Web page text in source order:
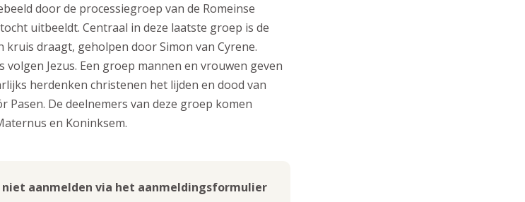
door de processiegroep van de Romeinse
uitbeeldt. Centraal in deze laatste groep is de
kruis draagt, geholpen door Simon van Cyrene.
Jezus. Een groep mannen en vrouwen geven
herdenken christenen het lijden en dood van
Pasen. De deelnemers van deze groep komen
en Koninksem.
aanmelden via het aanmeldingsformulier